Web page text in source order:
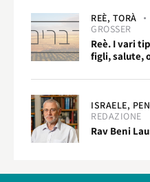
REÈ, TORÀ
GROSSER
Reè. I vari
figli, salute,
ISRAELE,
REDAZIONE
Rav Beni